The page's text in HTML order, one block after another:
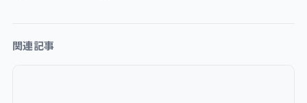
関連記事